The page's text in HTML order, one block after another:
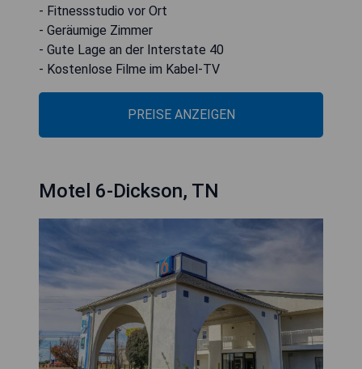
- Fitnessstudio vor Ort
- Geräumige Zimmer
- Gute Lage an der Interstate 40
- Kostenlose Filme im Kabel-TV
PREISE ANZEIGEN
Motel 6-Dickson, TN